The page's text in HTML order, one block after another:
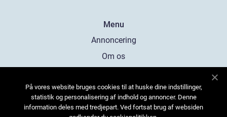
Menu
Annoncering
Om os
Kontakt os
Sitemap
På vores website bruges cookies til at huske dine indstillinger,
statistik og personalisering af indhold og annoncer. Denne
information deles med tredjepart. Ved fortsat brug af websiden